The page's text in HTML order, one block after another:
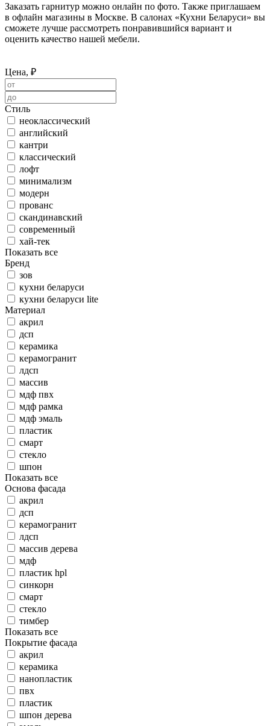
Заказать гарнитур можно онлайн по фото. Также приглашаем
в офлайн магазины в Москве. В салонах «Кухни Беларуси» вы
сможете лучше рассмотреть понравившийся вариант и
оценить качество нашей мебели.
Цена, ₽
Стиль
неоклассический
английский
кантри
классический
лофт
минимализм
модерн
прованс
скандинавский
современный
хай-тек
Показать все
Бренд
зов
кухни беларуси
кухни беларуси lite
Материал
акрил
дсп
керамика
керамогранит
лдсп
массив
мдф пвх
мдф рамка
мдф эмаль
пластик
смарт
стекло
шпон
Показать все
Основа фасада
акрил
дсп
керамогранит
лдсп
массив дерева
мдф
пластик hpl
синкорн
смарт
стекло
тимбер
Показать все
Покрытие фасада
акрил
керамика
нанопластик
пвх
пластик
шпон дерева